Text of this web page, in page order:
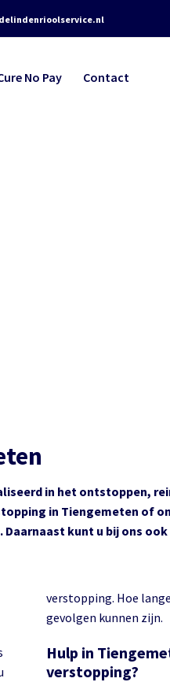
No Pay Contact
in het ontstoppen,
in Tiengemeten of
kunt u bij ons
verstopping. Hoe
gevolgen kunnen zijn.
Hulp in
verstopping?